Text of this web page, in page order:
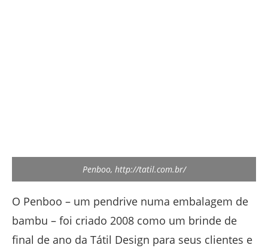
Penboo, http://tatil.com.br/
O Penboo – um pendrive numa embalagem de
bambu – foi criado 2008 como um brinde de
final de ano da Tátil Design para seus clientes e